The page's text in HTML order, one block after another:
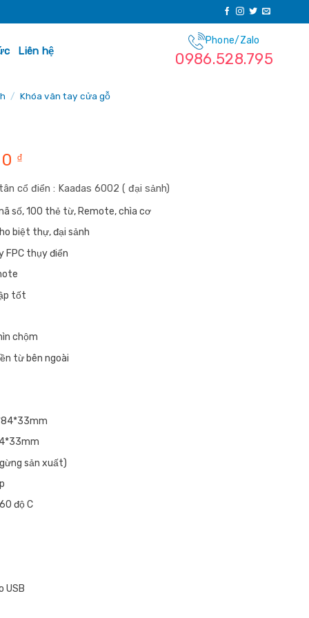
Liên hệ
Phone/Zalo
0986.528.795
/ Khóa vân tay cửa gỗ
₫.
₫Giá
tại
là:
17,200,000 ₫.
cổ điển : Kaadas 6002 ( đại sảnh)
số, 100 thẻ từ, Remote, chìa cơ
biệt thự, đại sảnh
FPC thụy điển
tốt
chộm
từ bên ngoài
sản xuất)
độ C
USB